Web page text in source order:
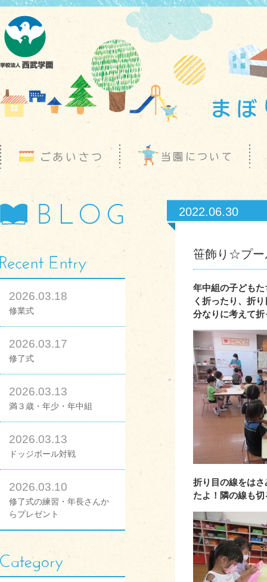
2026.03.18
修業式
2026.03.17
修了式
2026.03.13
満３歳・年少・年中組
2026.03.13
ドッジボール対戦
2026.03.10
修了式の練習・年長さんか
らプレゼント
2022.06.30
笹飾り☆プー
年中組の子ども
く折ったり、折
分なりに考えて
折り目の線をは
たよ！隣の線も